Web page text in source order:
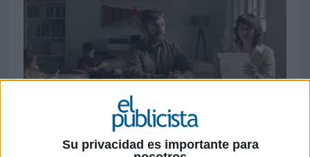
Su privacidad es importante para
Ficha técnica ‘Virgin Telco Family’